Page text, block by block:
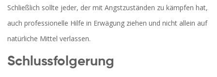
Schließlich sollte jeder, der mit Angstzuständen zu kämpfen hat,
auch professionelle Hilfe in Erwägung ziehen und nicht allein auf
natürliche Mittel verlassen.
Schlussfolgerung